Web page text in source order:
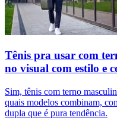
Tênis pra usar com
no visual com estilo e
Sim, tênis com terno
quais modelos combinam,
dupla que é pura tendência.